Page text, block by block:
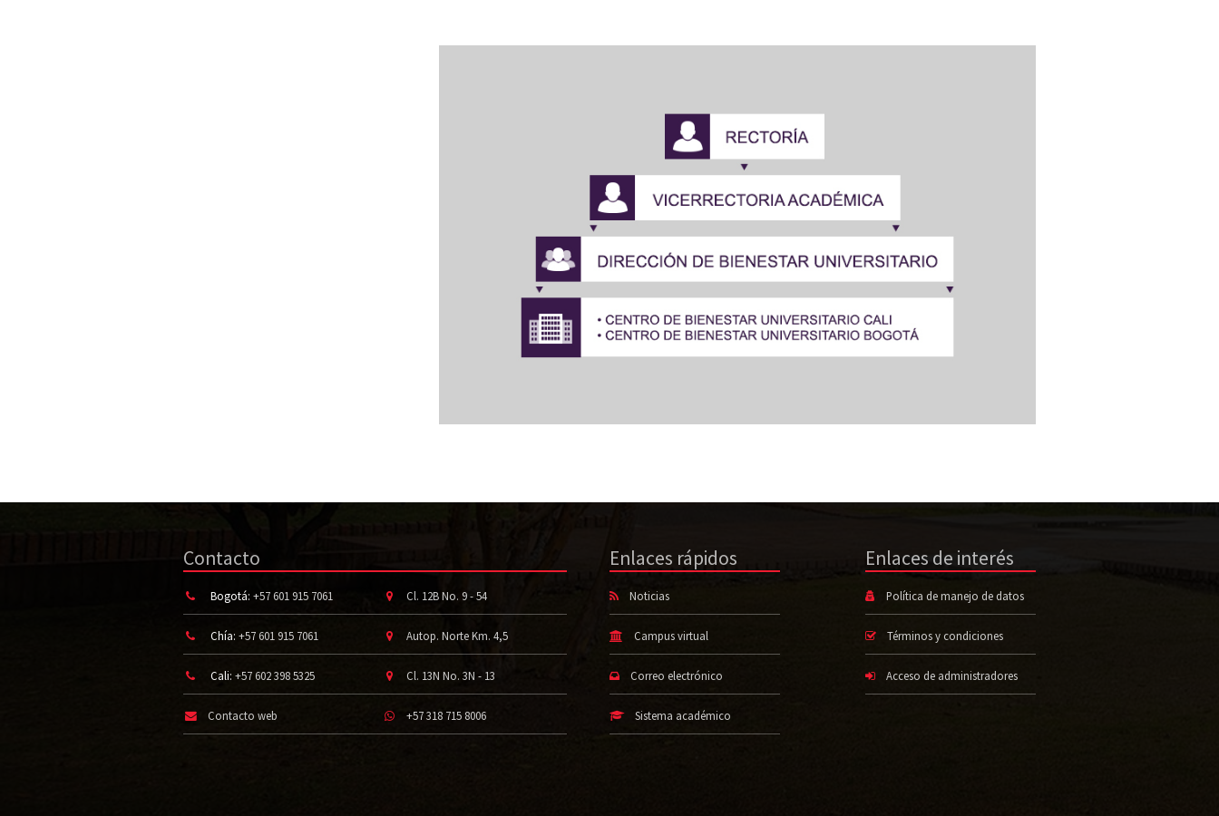
Contacto
Bogotá: +57 601 915 7061 Cl. 12B No. 9 - 54
Chía: +57 601 915 7061 Autop. Norte Km. 4,5
Cali: +57 602 398 5325 Cl. 13N No. 3N - 13
Contacto web +57 318 715 8006
Enlaces rápidos
Noticias
Campus virtual
Correo electrónico
Sistema académico
Enlaces de interés
Política de manejo de datos
Términos y condiciones
Acceso de administradores